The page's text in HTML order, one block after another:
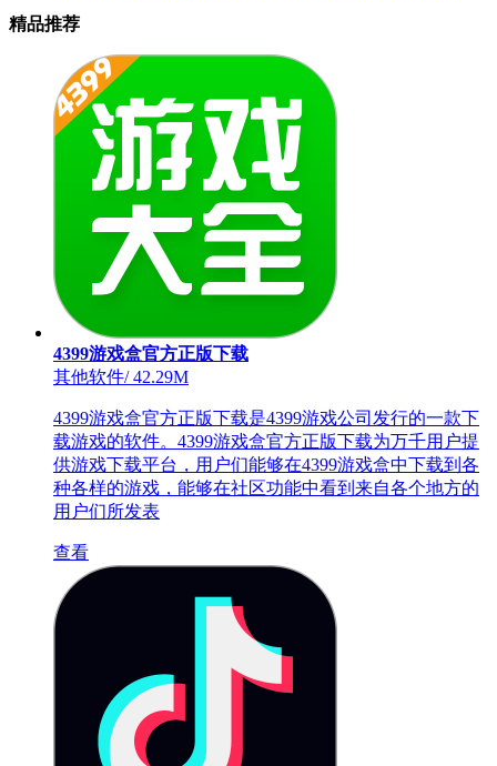
精品推荐
4399游戏盒官方正版下载
其他软件/42.29M
4399游戏盒官方正版下载是4399游戏公司发行的一款下
载游戏的软件。4399游戏盒官方正版下载为万千用户提
供游戏下载平台，用户们能够在4399游戏盒中下载到各
种各样的游戏，能够在社区功能中看到来自各个地方的
用户们所发表
查看